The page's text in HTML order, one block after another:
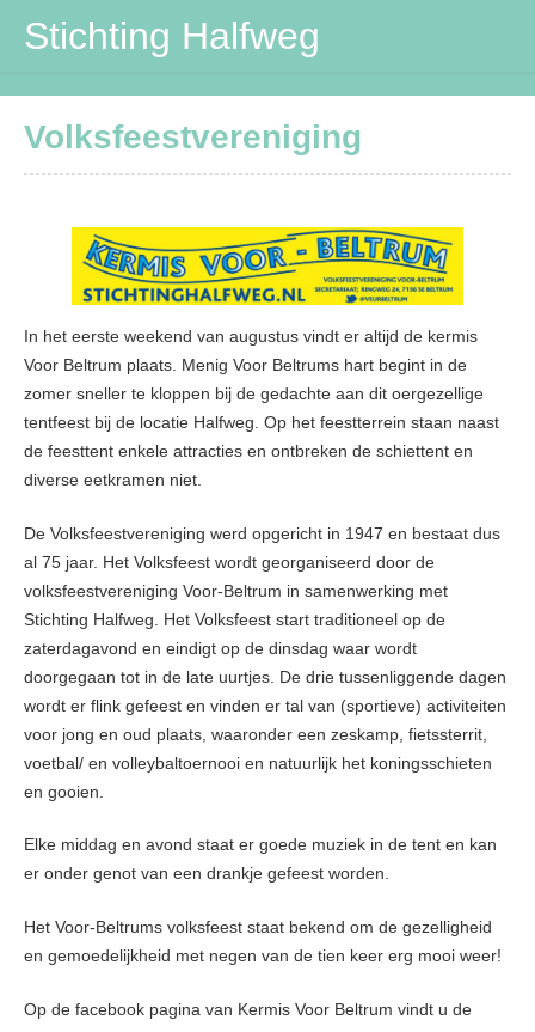
Stichting Halfweg
Stichting Halfweg
Volksfeestvereniging
Maïspotters
Verbouwing
Contactpersonen
Volksfeestvereniging
In het eerste weekend van augustus vindt er altijd de kermis
Voor Beltrum plaats. Menig Voor Beltrums hart begint in de
zomer sneller te kloppen bij de gedachte aan dit oergezellige
tentfeest bij de locatie Halfweg. Op het feestterrein staan naast
de feesttent enkele attracties en ontbreken de schiettent en
diverse eetkramen niet.
De Volksfeestvereniging werd opgericht in 1947 en bestaat dus
al 75 jaar. Het Volksfeest wordt georganiseerd door de
volksfeestvereniging Voor-Beltrum in samenwerking met
Stichting Halfweg. Het Volksfeest start traditioneel op de
zaterdagavond en eindigt op de dinsdag waar wordt
doorgegaan tot in de late uurtjes. De drie tussenliggende dagen
wordt er flink gefeest en vinden er tal van (sportieve) activiteiten
voor jong en oud plaats, waaronder een zeskamp, fietssterrit,
voetbal/ en volleybaltoernooi en natuurlijk het koningsschieten
en gooien.
Elke middag en avond staat er goede muziek in de tent en kan
er onder genot van een drankje gefeest worden.
Het Voor-Beltrums volksfeest staat bekend om de gezelligheid
en gemoedelijkheid met negen van de tien keer erg mooi weer!
Op de facebook pagina van Kermis Voor Beltrum vindt u de